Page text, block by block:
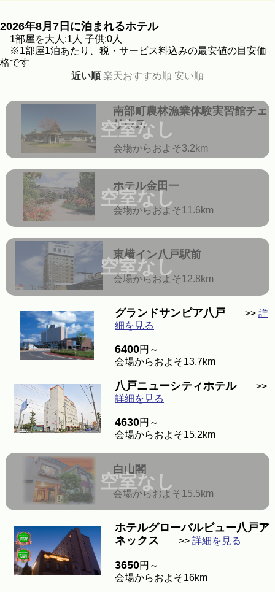
2026年8月7日に泊まれるホテル
1部屋を大人:1人 子供:0人
※1部屋1泊あたり、税・サービス料込みの最安値の目安価
格です
近い順 楽天おすすめ順 安い順
空室なし
南部町農林漁業体験実習館チェ
リウス
会場からおよそ3.2km
空室なし
ホテル金田一
会場からおよそ11.6km
空室なし
東横イン八戸駅前
会場からおよそ12.8km
グランドサンピア八戸 >> 詳
細を見る
6400円～
会場からおよそ13.7km
八戸ニューシティホテル>>
詳細を見る
4630円～
会場からおよそ15.2km
空室なし
白山閣
会場からおよそ15.5km
ホテルグローバルビュー八戸ア
ネックス >> 詳細を見る
3650円～
会場からおよそ16km